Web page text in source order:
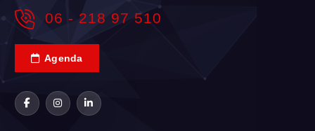
06 - 218 97 510
Agenda